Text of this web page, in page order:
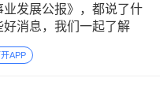
业发展公报》，都说了什
好消息，我们一起了解
APP